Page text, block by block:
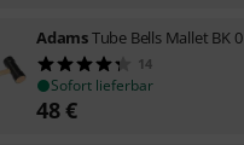
AdamsTube Bells Mallet BK 0
14
Sofort lieferbar
48€